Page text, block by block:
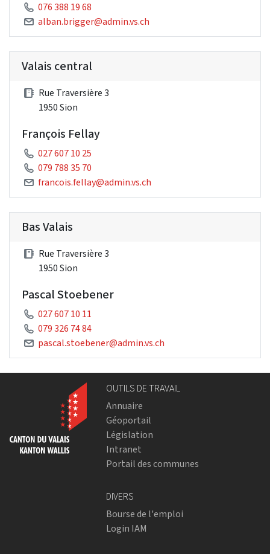
076 388 19 68
alban.brigger@admin.vs.ch
Valais central
Rue Traversière 3
1950 Sion
François Fellay
027 607 10 25
079 788 35 70
francois.fellay@admin.vs.ch
Bas Valais
Rue Traversière 3
1950 Sion
Pascal Stoebener
027 607 10 11
079 326 74 84
pascal.stoebener@admin.vs.ch
OUTILS DE TRAVAIL
Annuaire
Géoportail
Législation
Intranet
Portail des communes
DIVERS
Bourse de l'emploi
Login IAM